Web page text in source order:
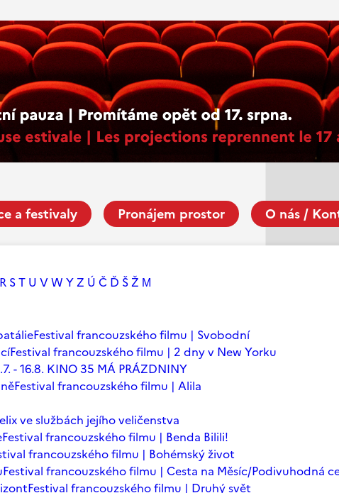
a festivaly Pronájem prostor O nás /
R ST U VW YZ Ú Č Ď ŠŽ М
Festival francouzského filmu | Svobodní
Festival francouzského filmu | 2 dny v New Yorku
- 16.8. KINO 35 MÁ PRÁZDNINY
Festival francouzského filmu | Alila
ve službách jejího veličenstva
Festival francouzského filmu | Benda Bilili!
francouzského filmu | Bohémský život
Festival francouzského filmu | Cesta na Měsíc/Podivuhodná
Festival francouzského filmu | Druhý svět